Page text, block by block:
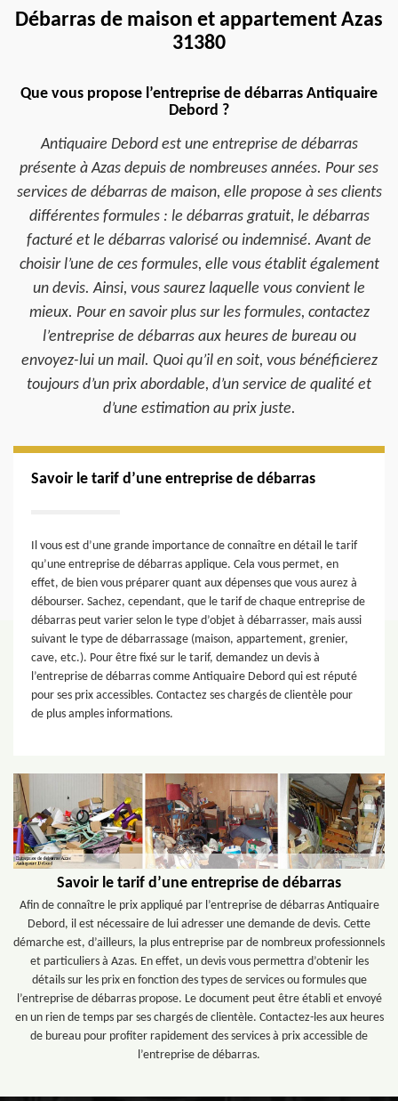
Débarras de maison et appartement Azas
31380
Que vous propose l’entreprise de débarras Antiquaire
Debord ?
Antiquaire Debord est une entreprise de débarras
présente à Azas depuis de nombreuses années. Pour ses
services de débarras de maison, elle propose à ses clients
différentes formules : le débarras gratuit, le débarras
facturé et le débarras valorisé ou indemnisé. Avant de
choisir l’une de ces formules, elle vous établit également
un devis. Ainsi, vous saurez laquelle vous convient le
mieux. Pour en savoir plus sur les formules, contactez
l’entreprise de débarras aux heures de bureau ou
envoyez-lui un mail. Quoi qu’il en soit, vous bénéficierez
toujours d’un prix abordable, d’un service de qualité et
d’une estimation au prix juste.
Savoir le tarif d’une entreprise de débarras
Il vous est d’une grande importance de connaître en détail le tarif
qu’une entreprise de débarras applique. Cela vous permet, en
effet, de bien vous préparer quant aux dépenses que vous aurez à
débourser. Sachez, cependant, que le tarif de chaque entreprise de
débarras peut varier selon le type d’objet à débarrasser, mais aussi
suivant le type de débarrassage (maison, appartement, grenier,
cave, etc.). Pour être fixé sur le tarif, demandez un devis à
l’entreprise de débarras comme Antiquaire Debord qui est réputé
pour ses prix accessibles. Contactez ses chargés de clientèle pour
de plus amples informations.
Savoir le tarif d’une entreprise de débarras
Afin de connaître le prix appliqué par l’entreprise de débarras Antiquaire
Debord, il est nécessaire de lui adresser une demande de devis. Cette
démarche est, d’ailleurs, la plus entreprise par de nombreux professionnels
et particuliers à Azas. En effet, un devis vous permettra d’obtenir les
détails sur les prix en fonction des types de services ou formules que
l’entreprise de débarras propose. Le document peut être établi et envoyé
en un rien de temps par ses chargés de clientèle. Contactez-les aux heures
de bureau pour profiter rapidement des services à prix accessible de
l’entreprise de débarras.